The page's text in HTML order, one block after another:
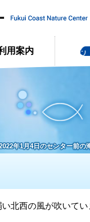
用案内
年1月4日のセンター前の
北西の風が吹いてい